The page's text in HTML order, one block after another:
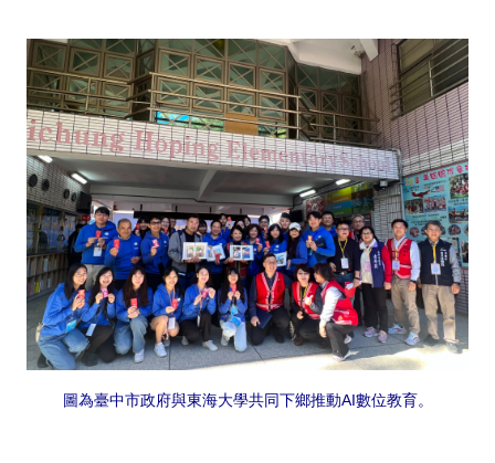
圖為臺中市政府與東海大學共同下鄉推動AI數位教育。